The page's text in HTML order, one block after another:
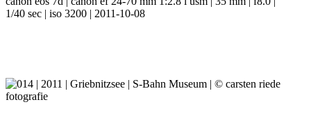
1/40 sec | iso 3200 | 2011-10-08